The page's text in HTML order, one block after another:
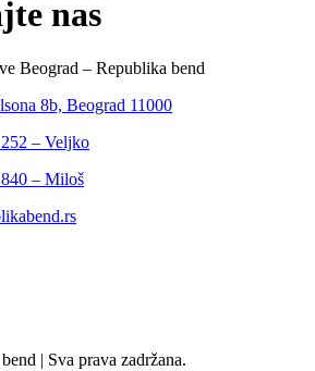
nas
Beograd – Republika bend
8b, Beograd 11000
– Veljko
– Miloš
| Sva prava zadržana.